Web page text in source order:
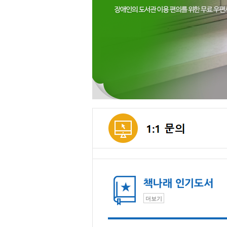
메인컨텐츠
더보기